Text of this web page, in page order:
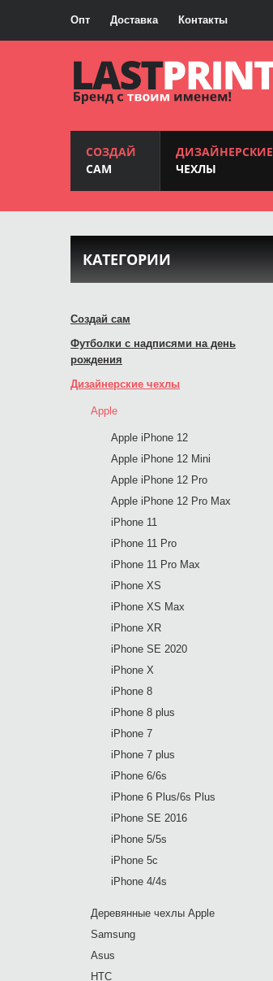
Опт Доставка Контакты
СОЗДАЙ
САМ
ДИЗАЙНЕРСКИЕ
ЧЕХЛЫ
КАТЕГОРИИ
Создай сам
Футболки с надписями на день
рождения
Дизайнерские чехлы
Apple
Apple iPhone 12
Apple iPhone 12 Mini
Apple iPhone 12 Pro
Apple iPhone 12 Pro Max
iPhone 11
iPhone 11 Pro
iPhone 11 Pro Max
iPhone XS
iPhone XS Max
iPhone XR
iPhone SE 2020
iPhone X
iPhone 8
iPhone 8 plus
iPhone 7
iPhone 7 plus
iPhone 6/6s
iPhone 6 Plus/6s Plus
iPhone SE 2016
iPhone 5/5s
iPhone 5c
iPhone 4/4s
Деревянные чехлы Apple
Samsung
Asus
HTC